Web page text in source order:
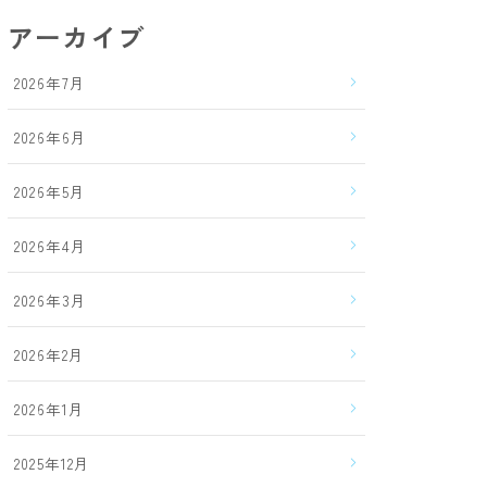
アーカイブ
2026年7月
2026年6月
2026年5月
2026年4月
2026年3月
2026年2月
2026年1月
2025年12月